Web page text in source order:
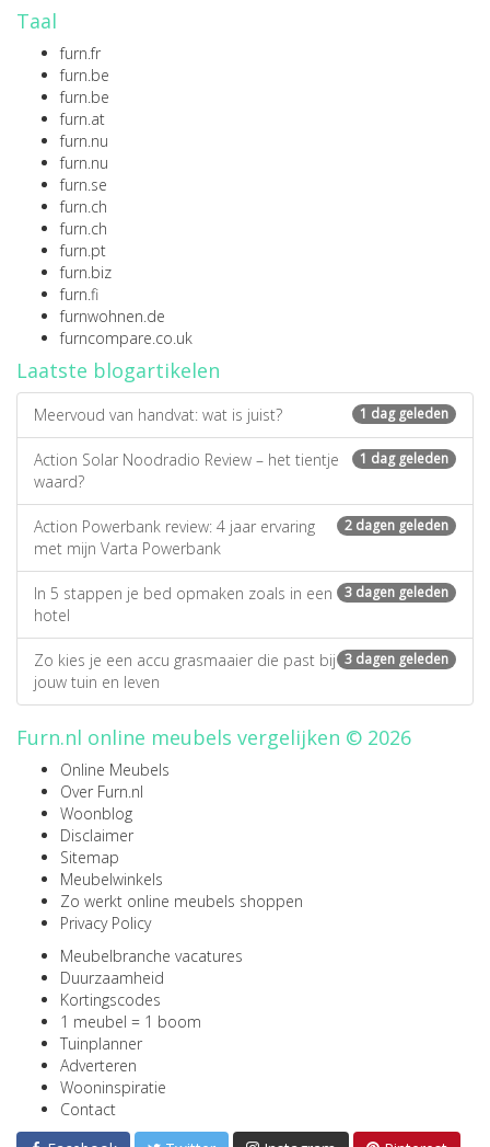
Taal
furn.fr
furn.be
furn.be
furn.at
furn.nu
furn.nu
furn.se
furn.ch
furn.ch
furn.pt
furn.biz
furn.fi
furnwohnen.de
furncompare.co.uk
Laatste blogartikelen
1 dag geleden
Meervoud van handvat: wat is juist?
1 dag geleden
Action Solar Noodradio Review – het tientje
waard?
2 dagen geleden
Action Powerbank review: 4 jaar ervaring
met mijn Varta Powerbank
3 dagen geleden
In 5 stappen je bed opmaken zoals in een
hotel
3 dagen geleden
Zo kies je een accu grasmaaier die past bij
jouw tuin en leven
Furn.nl online meubels vergelijken © 2026
Online Meubels
Over Furn.nl
Woonblog
Disclaimer
Sitemap
Meubelwinkels
Zo werkt online meubels shoppen
Privacy Policy
Meubelbranche vacatures
Duurzaamheid
Kortingscodes
1 meubel = 1 boom
Tuinplanner
Adverteren
Wooninspiratie
Contact